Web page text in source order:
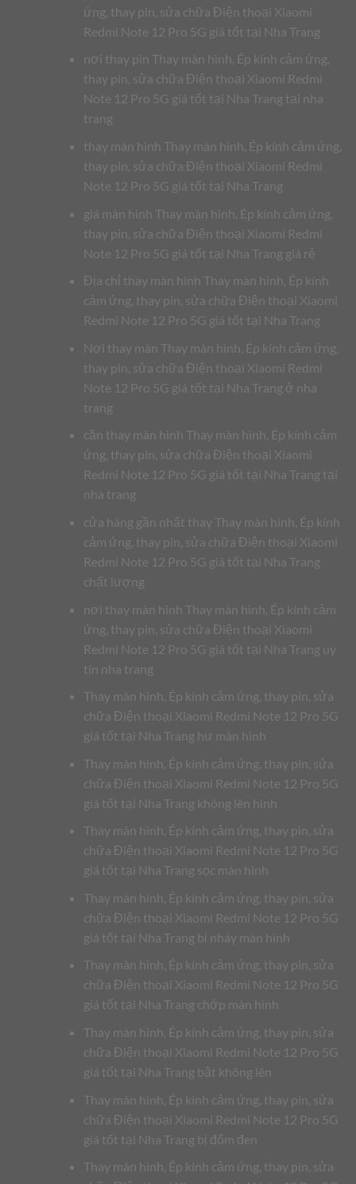
ứng, thay pin, sửa chữa Điện thoại Xiaomi
Redmi Note 12 Pro 5G giá tốt tại Nha Trang
nơi thay pin Thay màn hình, Ép kính cảm ứng,
thay pin, sửa chữa Điện thoại Xiaomi Redmi
Note 12 Pro 5G giá tốt tại Nha Trang tại nha
trang
thay màn hình Thay màn hình, Ép kính cảm ứng,
thay pin, sửa chữa Điện thoại Xiaomi Redmi
Note 12 Pro 5G giá tốt tại Nha Trang
giá màn hình Thay màn hình, Ép kính cảm ứng,
thay pin, sửa chữa Điện thoại Xiaomi Redmi
Note 12 Pro 5G giá tốt tại Nha Trang giá rẻ
Địa chỉ thay màn hình Thay màn hình, Ép kính
cảm ứng, thay pin, sửa chữa Điện thoại Xiaomi
Redmi Note 12 Pro 5G giá tốt tại Nha Trang
Nơi thay màn Thay màn hình, Ép kính cảm ứng,
thay pin, sửa chữa Điện thoại Xiaomi Redmi
Note 12 Pro 5G giá tốt tại Nha Trang ở nha
trang
cần thay màn hình Thay màn hình, Ép kính cảm
ứng, thay pin, sửa chữa Điện thoại Xiaomi
Redmi Note 12 Pro 5G giá tốt tại Nha Trang tại
nha trang
cửa hàng gần nhất thay Thay màn hình, Ép kính
cảm ứng, thay pin, sửa chữa Điện thoại Xiaomi
Redmi Note 12 Pro 5G giá tốt tại Nha Trang
chất lượng
nơi thay màn hình Thay màn hình, Ép kính cảm
ứng, thay pin, sửa chữa Điện thoại Xiaomi
Redmi Note 12 Pro 5G giá tốt tại Nha Trang uy
tín nha trang
Thay màn hình, Ép kính cảm ứng, thay pin, sửa
chữa Điện thoại Xiaomi Redmi Note 12 Pro 5G
giá tốt tại Nha Trang hư màn hình
Thay màn hình, Ép kính cảm ứng, thay pin, sửa
chữa Điện thoại Xiaomi Redmi Note 12 Pro 5G
giá tốt tại Nha Trang không lên hình
Thay màn hình, Ép kính cảm ứng, thay pin, sửa
chữa Điện thoại Xiaomi Redmi Note 12 Pro 5G
giá tốt tại Nha Trang sọc màn hình
Thay màn hình, Ép kính cảm ứng, thay pin, sửa
chữa Điện thoại Xiaomi Redmi Note 12 Pro 5G
giá tốt tại Nha Trang bị nháy màn hình
Thay màn hình, Ép kính cảm ứng, thay pin, sửa
chữa Điện thoại Xiaomi Redmi Note 12 Pro 5G
giá tốt tại Nha Trang chớp màn hình
Thay màn hình, Ép kính cảm ứng, thay pin, sửa
chữa Điện thoại Xiaomi Redmi Note 12 Pro 5G
giá tốt tại Nha Trang bật không lên
Thay màn hình, Ép kính cảm ứng, thay pin, sửa
chữa Điện thoại Xiaomi Redmi Note 12 Pro 5G
giá tốt tại Nha Trang bị đốm đen
Thay màn hình, Ép kính cảm ứng, thay pin, sửa